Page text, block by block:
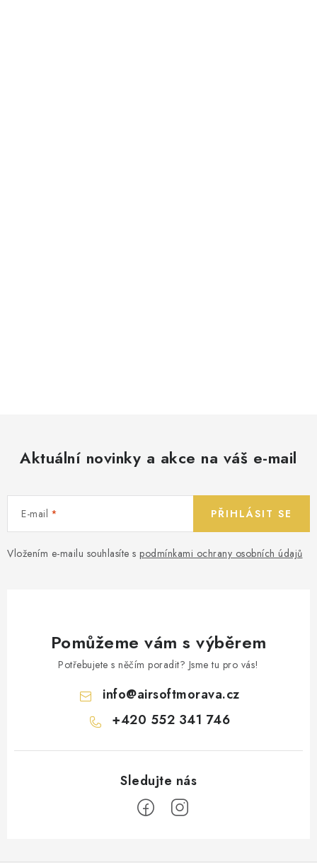
Aktuální novinky a akce na váš e-mail
E-mail
Vložením e-mailu souhlasíte s podmínkami ochrany osobních údajů
PŘIHLÁSIT SE
Pomůžeme vám s výběrem
Potřebujete s něčím poradit? Jsme tu pro vás!
info@airsoftmorava.cz
+420 552 341 746